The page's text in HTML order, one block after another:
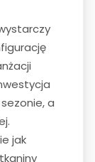
a
jak